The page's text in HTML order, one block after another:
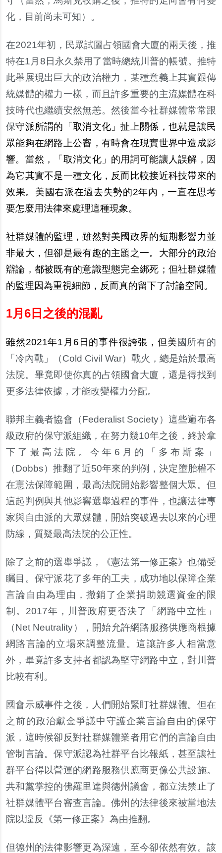
化，目前尚未可知）。
在2021年初，民眾試圖占領國會大廈的兩天後，推
特在1 月 8日永久禁用了當時總統川普的帳號。推特
此舉展現出巨大的政治權力，某種意義上其實跟傳
統媒體的權力一樣，而且許多重要的主流媒體在科
技時代也繼續安然無恙。然後當今社群媒體常常跟
保守派所謂的「取消文化」扯上關係，也就是讓民
眾能夠在網路上公審，有時會在現實世界中造成影
響。當然，「取消文化」的用詞可能讓人誤解，因
為它其實不是一種文化，反而比較接近科技帶來的
效果。美國右派在過去失勢的2年內，一直在思考
要怎麼用法律來處理這種現象。
社群媒體的監理，雖然對美國政界的短期影響力並
非最大，但卻是最有趣的主題之一。大部分的政治
辯論，都被既有的意識型態完全綁死；但社群媒體
的監理因為重視細節，反而真的留下了討論空間。
1月 6 日 之後的混亂
雖然2021年1 月 6 日的事件很誇張，但美 國所有的
「冷內戰」（Cold Civil War）戰火，總是始於最高
法院。畢竟即使你真的占領國會大廈，還是得找到
更多法律依據，才能改變權力分配。
聯邦主義者協會（Federalist Society）這些遍布各
級政府的保守派組織，在努力幾10年之後，終於拿
下了最高法院。今年 6 月的「多布斯案」
（Dobbs）推翻了近50年來的判例，決定墮胎權不
在憲法保障範圍，最高法院開始影響整個大眾。但
這起判例與其他影響選舉過程的事件，也讓法律專
家與自由派的大眾媒體，開始突破過去以來的心理
防線，質疑最高法院的公正性。
除了之前的選舉爭議，《憲法第一修正案》也備受
矚目。保守派花了多年的工夫，成功地以保障企業
言論自由為理由，撤銷了企業捐助競選資金的限
制。 2017年，川普政府更否決了「網路中立性」
（Net Neutrality），開始允許網路服務供應商根據
網路言論的立場來調整流量。這讓許多人相當意
外，畢竟許多支持者都認為堅守網路中立，對川普
比較有利。
國會示威事件之後，人們開始緊盯社群媒體。但在
之前的政治獻金爭議中守護企業言論自由的保守
派，這時候卻反對社群媒體業者用它們的言論自由
管制言論。保守派認為社群平台比報紙，甚至讓社
群平台得以營運的網路服務供應商更像公共設施。
共和黨掌控的佛羅里達與德州議會，都立法禁止了
社群媒體平台審查言論。佛州的法律後來被當地法
院以違反《第一修正案》為由推翻。
但德州的法律影響更為深遠，至今卻依然有效。該